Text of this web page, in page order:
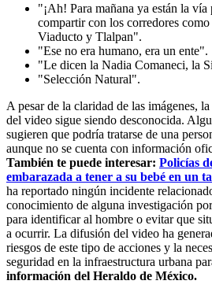
"¡Ah! Para mañana ya están la
compartir con los corredores
Viaducto y Tlalpan".
"Ese no era humano, era un ente".
"Le dicen la Nadia Comaneci, la
"Selección Natural".
A pesar de la claridad de las imágenes,
del video sigue siendo desconocida.
sugieren que podría tratarse de una
aunque no se cuenta con información
También te puede interesar: Policías
embarazada a tener a su bebé en un
ha reportado ningún incidente
conocimiento de alguna investigación
para identificar al hombre o evitar que
a ocurrir. La difusión del video ha
riesgos de este tipo de acciones y la
seguridad en la infraestructura urbana
información del Heraldo de México.